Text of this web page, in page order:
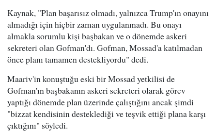
Kaynak, "Plan başarısız olmadı, yalnızca Trump'ın onayını
almadığı için hiçbir zaman uygulanmadı. Bu onayı
almakla sorumlu kişi başbakan ve o dönemde askeri
sekreteri olan Gofman'dı. Gofman, Mossad'a katılmadan
önce planı tamamen destekliyordu" dedi.
Maariv'in konuştuğu eski bir Mossad yetkilisi de
Gofman'ın başbakanın askeri sekreteri olarak görev
yaptığı dönemde plan üzerinde çalıştığını ancak şimdi
"bizzat kendisinin desteklediği ve teşvik ettiği plana karşı
çıktığını" söyledi.